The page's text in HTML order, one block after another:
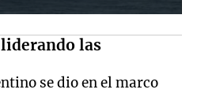
las
se dio en el marco